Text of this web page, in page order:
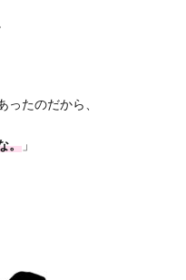
たのだから、
。 」